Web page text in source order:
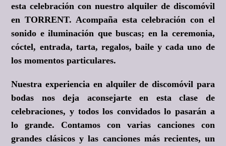
esta celebración con nuestro alquiler de discomóvil
en TORRENT. Acompaña esta celebración con el
sonido e iluminación que buscas; en la ceremonia,
cóctel, entrada, tarta, regalos, baile y cada uno de
los momentos particulares.
Nuestra experiencia en alquiler de discomóvil para
bodas nos deja aconsejarte en esta clase de
celebraciones, y todos los convidados lo pasarán a
lo grande. Contamos con varias canciones con
grandes clásicos y las canciones más recientes, un